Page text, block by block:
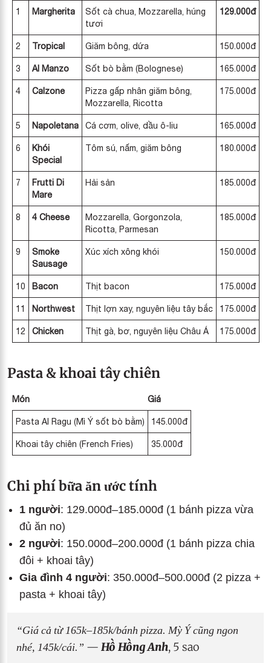
1 Margherita
Sốt cà chua, Mozzarella, húng
tươi
129.000đ
2 Tropical Giăm bông, dứa 150.000đ
3 Al Manzo Sốt bò bằm (Bolognese) 165.000đ
4 Calzone
Pizza gấp nhân giăm bông,
Mozzarella, Ricotta
175.000đ
5 Napoletana Cá cơm, olive, dầu ô-liu 165.000đ
6
Khói
Special
Tôm sú, nấm, giăm bông 180.000đ
7
Frutti Di
Mare
Hải sản 185.000đ
8 4 Cheese
Mozzarella, Gorgonzola,
Ricotta, Parmesan
185.000đ
9
Smoke
Sausage
Xúc xích xông khói 150.000đ
10 Bacon Thịt bacon 175.000đ
11 Northwest Thịt lợn xay, nguyên liệu tây bắc 175.000đ
12 Chicken Thịt gà, bơ, nguyên liệu Châu Á 175.000đ
Pasta & khoai tây chiên
Món Giá
Pasta Al Ragu (Mì Ý sốt bò bằm) 145.000đ
Khoai tây chiên (French Fries) 35.000đ
Chi phí bữa ăn ước tính
1 người: 129.000đ–185.000đ (1 bánh pizza vừa
đủ ăn no)
2 người: 150.000đ–200.000đ (1 bánh pizza chia
đôi + khoai tây)
Gia đình 4 người: 350.000đ–500.000đ (2 pizza +
pasta + khoai tây)
“Giá cả từ 165k–185k/bánh pizza. Mỳ Ý cũng ngon
nhé, 145k/cái.” — Hồ Hồng Anh, 5 sao